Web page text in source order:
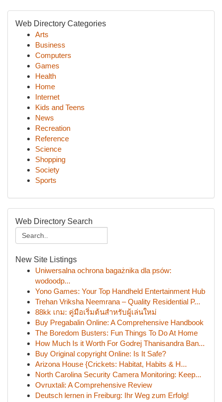
Web Directory Categories
Arts
Business
Computers
Games
Health
Home
Internet
Kids and Teens
News
Recreation
Reference
Science
Shopping
Society
Sports
Web Directory Search
New Site Listings
Uniwersalna ochrona bagażnika dla psów:
wodoodp...
Yono Games: Your Top Handheld Entertainment Hub
Trehan Vriksha Neemrana – Quality Residential P...
88kk เกม: คู่มือเริ่มต้นสำหรับผู้เล่นใหม่
Buy Pregabalin Online: A Comprehensive Handbook
The Boredom Busters: Fun Things To Do At Home
How Much Is it Worth For Godrej Thanisandra Ban...
Buy Original copyright Online: Is It Safe?
Arizona House {Crickets: Habitat, Habits & H...
North Carolina Security Camera Monitoring: Keep...
Ovruxtali: A Comprehensive Review
Deutsch lernen in Freiburg: Ihr Weg zum Erfolg!